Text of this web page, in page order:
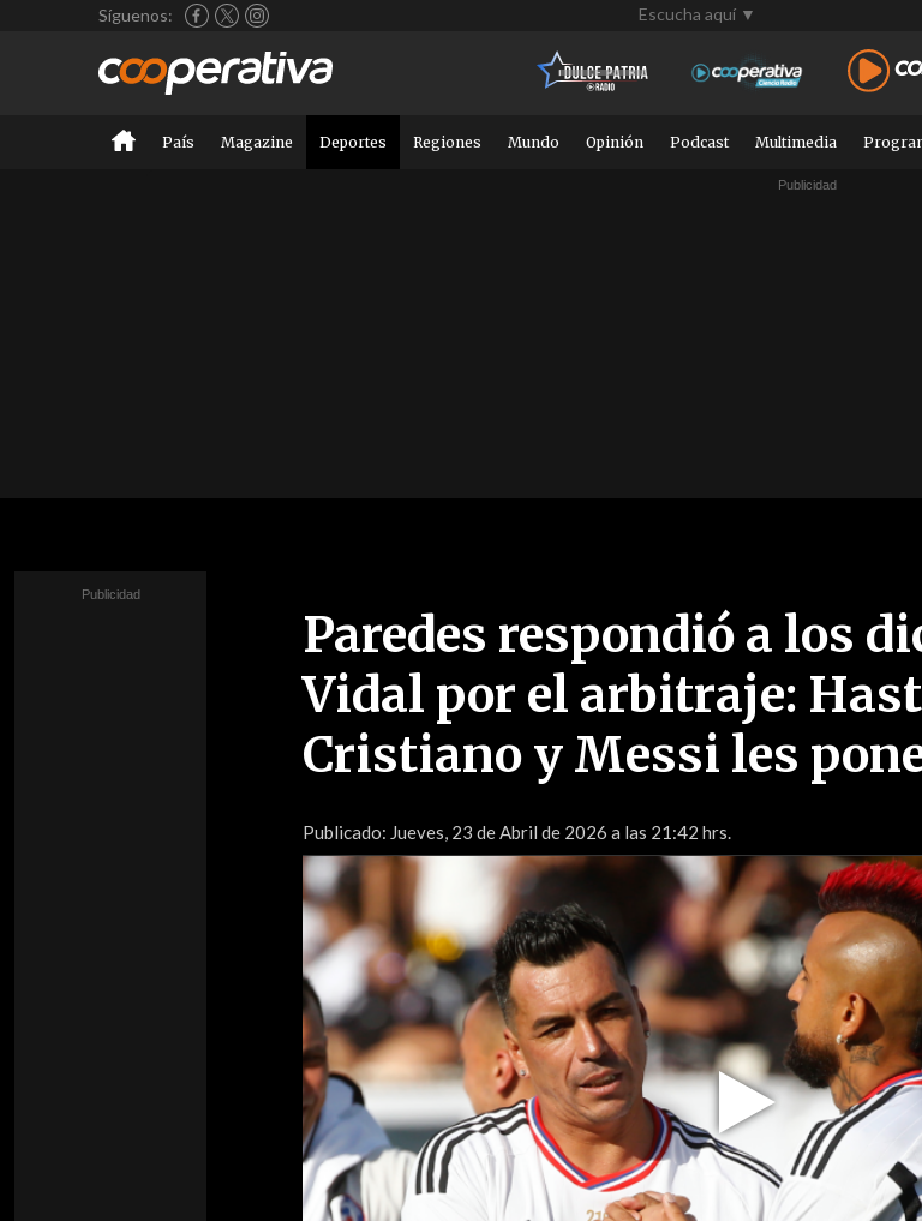
Síguenos: Escucha aquí ▼
País Magazine Deportes Regiones Mundo Opinión Podcast Multimedia
Paredes respondió a los
Vidal por el arbitraje:
Cristiano y Messi les
Publicado: Jueves, 23 de Abril de 2026 a las 21:42 hrs.
Video